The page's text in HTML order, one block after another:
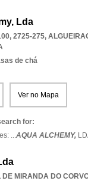
Lda
2725-275,
de chá
Ver no Mapa
for:
...AQUA ALCHEMY,
MIRANDA DO